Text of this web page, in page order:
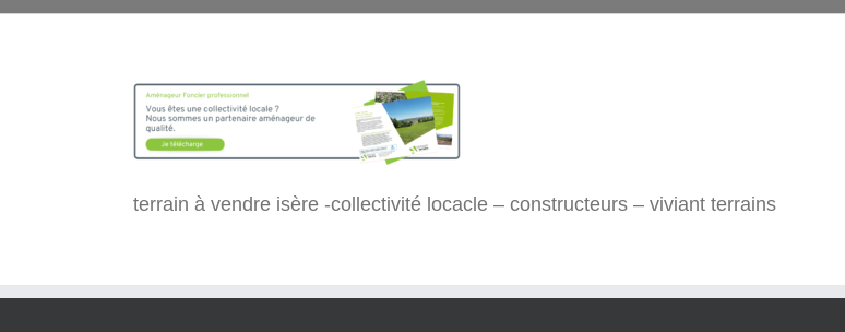
terrain à vendre isère -collectivité locacle – constructeurs – viviant terrains